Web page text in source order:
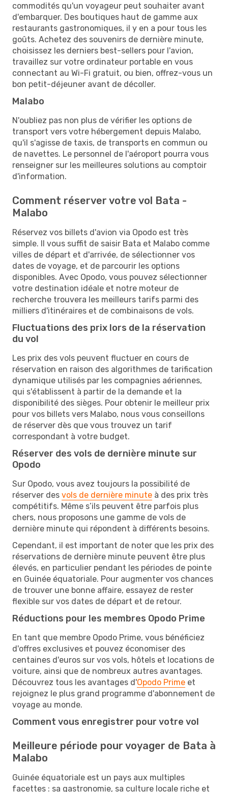
commodités qu'un voyageur peut souhaiter avant
d'embarquer. Des boutiques haut de gamme aux
restaurants gastronomiques, il y en a pour tous les
goûts. Achetez des souvenirs de dernière minute,
choisissez les derniers best-sellers pour l'avion,
travaillez sur votre ordinateur portable en vous
connectant au Wi-Fi gratuit, ou bien, offrez-vous un
bon petit-déjeuner avant de décoller.
Malabo
N'oubliez pas non plus de vérifier les options de
transport vers votre hébergement depuis Malabo,
qu'il s'agisse de taxis, de transports en commun ou
de navettes. Le personnel de l'aéroport pourra vous
renseigner sur les meilleures solutions au comptoir
d'information.
Comment réserver votre vol Bata -
Malabo
Réservez vos billets d'avion via Opodo est très
simple. Il vous suffit de saisir Bata et Malabo comme
villes de départ et d'arrivée, de sélectionner vos
dates de voyage, et de parcourir les options
disponibles. Avec Opodo, vous pouvez sélectionner
votre destination idéale et notre moteur de
recherche trouvera les meilleurs tarifs parmi des
milliers d'itinéraires et de combinaisons de vols.
Fluctuations des prix lors de la réservation
du vol
Les prix des vols peuvent fluctuer en cours de
réservation en raison des algorithmes de tarification
dynamique utilisés par les compagnies aériennes,
qui s'établissent à partir de la demande et la
disponibilité des sièges. Pour obtenir le meilleur prix
pour vos billets vers Malabo, nous vous conseillons
de réserver dès que vous trouvez un tarif
correspondant à votre budget.
Réserver des vols de dernière minute sur
Opodo
Sur Opodo, vous avez toujours la possibilité de
réserver des vols de dernière minute à des prix très
compétitifs. Même s’ils peuvent être parfois plus
chers, nous proposons une gamme de vols de
dernière minute qui répondent à différents besoins.
Cependant, il est important de noter que les prix des
réservations de dernière minute peuvent être plus
élevés, en particulier pendant les périodes de pointe
en Guinée équatoriale. Pour augmenter vos chances
de trouver une bonne affaire, essayez de rester
flexible sur vos dates de départ et de retour.
Réductions pour les membres Opodo Prime
En tant que membre Opodo Prime, vous bénéficiez
d'offres exclusives et pouvez économiser des
centaines d'euros sur vos vols, hôtels et locations de
voiture, ainsi que de nombreux autres avantages.
Découvrez tous les avantages d'Opodo Prime et
rejoignez le plus grand programme d'abonnement de
voyage au monde.
Comment vous enregistrer pour votre vol
Meilleure période pour voyager de Bata à
Malabo
Guinée équatoriale est un pays aux multiples
facettes : sa gastronomie, sa culture locale riche et